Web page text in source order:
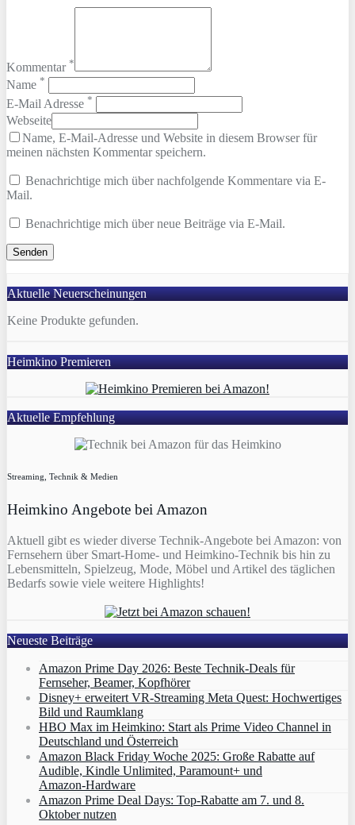
Kommentar *
Name *
E-Mail Adresse *
Webseite
Name, E-Mail-Adresse und Website in diesem Browser für
meinen nächsten Kommentar speichern.
Benachrichtige mich über nachfolgende Kommentare via E-
Mail.
Benachrichtige mich über neue Beiträge via E-Mail.
Aktuelle Neuerscheinungen
Keine Produkte gefunden.
Heimkino Premieren
Aktuelle Empfehlung
Streaming, Technik & Medien
Heimkino Angebote bei Amazon
Aktuell gibt es wieder diverse Technik-Angebote bei Amazon: von
Fernsehern über Smart-Home- und Heimkino-Technik bis hin zu
Lebensmitteln, Spielzeug, Mode, Möbel und Artikel des täglichen
Bedarfs sowie viele weitere Highlights!
Neueste Beiträge
Amazon Prime Day 2026: Beste Technik-Deals für
Fernseher, Beamer, Kopfhörer
Disney+ erweitert VR‑Streaming Meta Quest: Hochwertiges
Bild und Raumklang
HBO Max im Heimkino: Start als Prime Video Channel in
Deutschland und Österreich
Amazon Black Friday Woche 2025: Große Rabatte auf
Audible, Kindle Unlimited, Paramount+ und
Amazon‑Hardware
Amazon Prime Deal Days: Top-Rabatte am 7. und 8.
Oktober nutzen